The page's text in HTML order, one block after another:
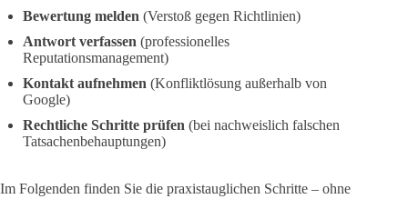
Bewertung melden (Verstoß gegen Richtlinien)
Antwort verfassen (professionelles
Reputationsmanagement)
Kontakt aufnehmen (Konfliktlösung außerhalb von
Google)
Rechtliche Schritte prüfen (bei nachweislich falschen
Tatsachenbehauptungen)
Im Folgenden finden Sie die praxistauglichen Schritte – ohne